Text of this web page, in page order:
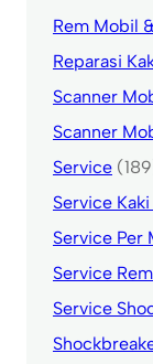
Rem Mobil
Reparasi
Scanner
Scanner
Service
Service
Service Per
Service
Service